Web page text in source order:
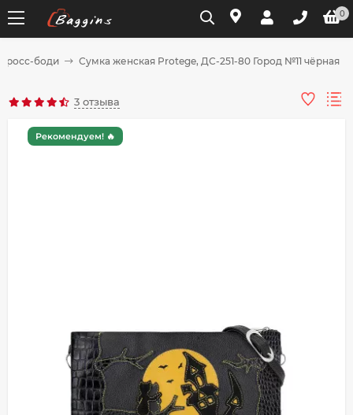
0
боди Сумка женская Protege, ДС-251-80 Город №11 чёрная
3 отзыва
Рекомендуем! 🔥
Разбейте
оплатуна части
Добавляйте товары
в корзину